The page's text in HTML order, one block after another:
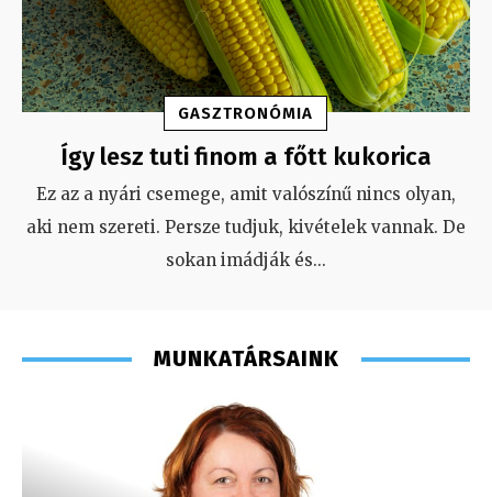
GASZTRONÓMIA
Így lesz tuti finom a főtt kukorica
Ez az a nyári csemege, amit valószínű nincs olyan,
aki nem szereti. Persze tudjuk, kivételek vannak. De
sokan imádják és...
MUNKATÁRSAINK